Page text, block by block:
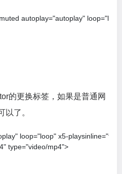
autoplay="autoplay"
的更换标签，如果是普通网
以了。
loop="loop" x5-
type="video/mp4">